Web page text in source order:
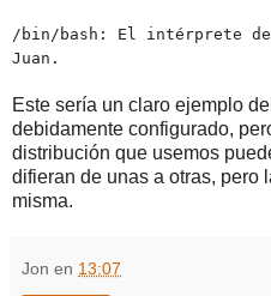
/bin/bash: El intérprete de
Juan.
Este sería un claro ejemplo
debidamente configurado,
distribución que usemos
difieran de unas a otras, pero
misma.
Jon en 13:07